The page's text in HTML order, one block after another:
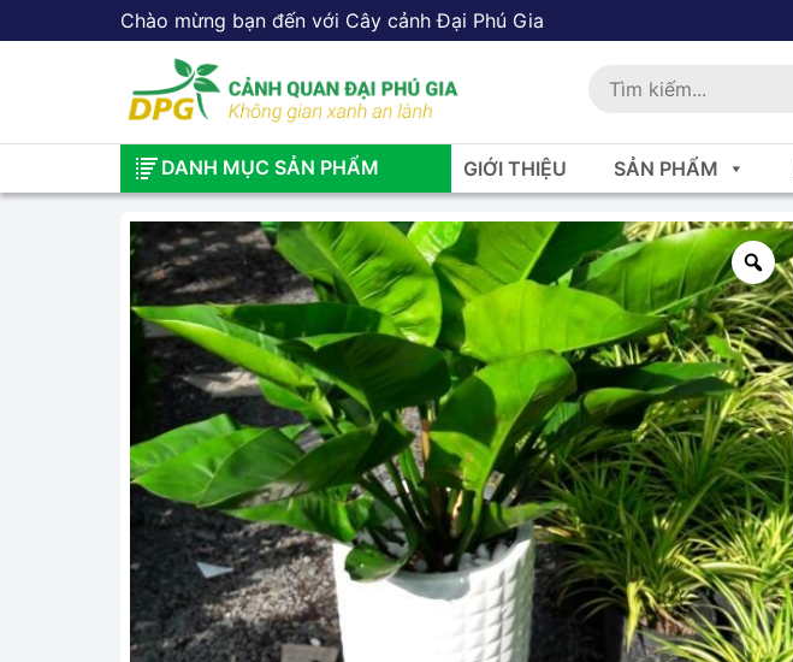
Chào mừng bạn đến với Cây cảnh Đại Phú Gia
DANH MỤC SẢN PHẨM GIỚI THIỆU SẢN PHẨM